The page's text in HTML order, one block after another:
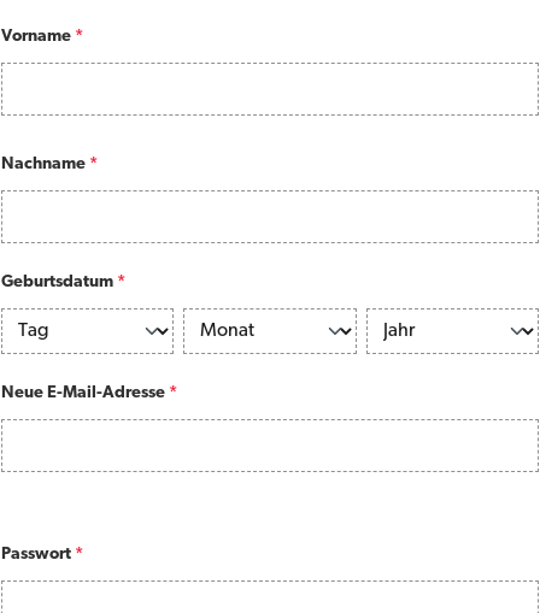
Vorname *
Nachname *
Geburtsdatum *
Neue E-Mail-Adresse *
Passwort *